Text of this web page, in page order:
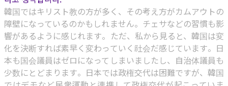
韓国ではキリスト教の方が多く、その考え方がカムアウトの
障壁になっているのかもしれません。チェサなどの習慣も影
響があるように感じれます。ただ、私から見ると、韓国は変
化を決断すれば素早く変わっていく社会だ感じています。日
本も国会議員はゼロになってしまいましたし、自治体議員も
少数にとどまります。日本では政権交代は困難ですが、韓国